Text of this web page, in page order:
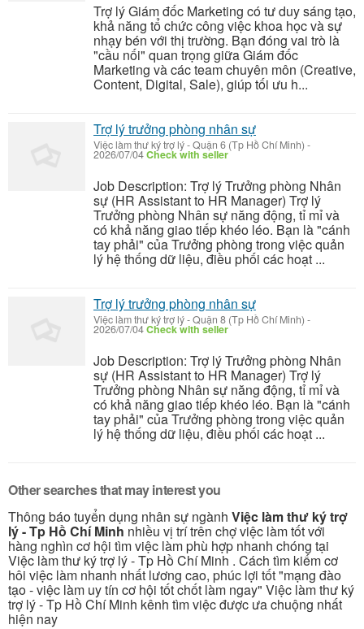
Trợ lý Giám đốc Marketing có tư duy sáng tạo,
khả năng tổ chức công việc khoa học và sự
nhạy bén với thị trường. Bạn đóng vai trò là
"cầu nối" quan trọng giữa Giám đốc
Marketing và các team chuyên môn (Creative,
Content, Digital, Sale), giúp tối ưu h...
Trợ lý trưởng phòng nhân sự
Việc làm thư ký trợ lý-Quận 6 (Tp Hồ Chí Minh) -
2026/07/04Check with seller
Job Description: Trợ lý Trưởng phòng Nhân
sự (HR Assistant to HR Manager) Trợ lý
Trưởng phòng Nhân sự năng động, tỉ mỉ và
có khả năng giao tiếp khéo léo. Bạn là "cánh
tay phải" của Trưởng phòng trong việc quản
lý hệ thống dữ liệu, điều phối các hoạt ...
Trợ lý trưởng phòng nhân sự
Việc làm thư ký trợ lý-Quận 8 (Tp Hồ Chí Minh) -
2026/07/04Check with seller
Job Description: Trợ lý Trưởng phòng Nhân
sự (HR Assistant to HR Manager) Trợ lý
Trưởng phòng Nhân sự năng động, tỉ mỉ và
có khả năng giao tiếp khéo léo. Bạn là "cánh
tay phải" của Trưởng phòng trong việc quản
lý hệ thống dữ liệu, điều phối các hoạt ...
Other searches that may interest you
Thông báo tuyển dụng nhân sự ngành Việc làm thư ký trợ
lý - Tp Hồ Chí Minh nhiều vị trí trên chợ việc làm tốt với
hàng nghìn cơ hội tìm việc làm phù hợp nhanh chóng tại
Việc làm thư ký trợ lý - Tp Hồ Chí Minh . Cách tìm kiếm cơ
hôi việc làm nhanh nhất lương cao, phúc lợi tốt "mạng đào
tạo - việc làm uy tín cơ hội tốt chốt làm ngay" Việc làm thư ký
trợ lý - Tp Hồ Chí Minh kênh tìm việc được ưa chuộng nhất
hiện nay